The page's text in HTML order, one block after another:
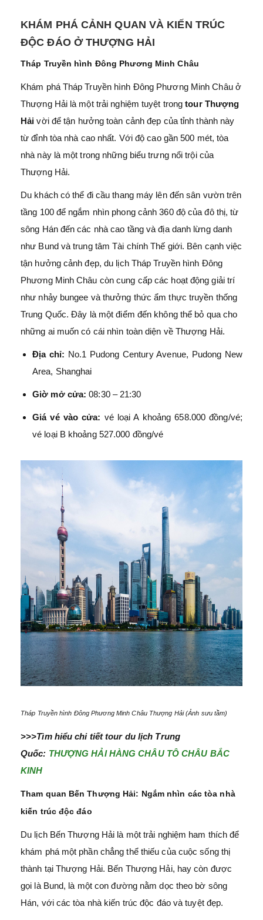
KHÁM PHÁ CẢNH QUAN VÀ KIẾN TRÚC
ĐỘC ĐÁO Ở THƯỢNG HẢI
Tháp Truyền hình Đông Phương Minh Châu
Khám phá Tháp Truyền hình Đông Phương Minh Châu ở
Thượng Hải là một trải nghiệm tuyệt trong tour Thượng
Hải vời để tận hưởng toàn cảnh đẹp của tỉnh thành này
từ đỉnh tòa nhà cao nhất. Với độ cao gần 500 mét, tòa
nhà này là một trong những biểu trưng nổi trội của
Thượng Hải.
Du khách có thể đi cầu thang máy lên đến sân vườn trên
tầng 100 để ngắm nhìn phong cảnh 360 độ của đô thị, từ
sông Hán đến các nhà cao tầng và địa danh lừng danh
như Bund và trung tâm Tài chính Thế giới. Bên cạnh việc
tận hưởng cảnh đẹp, du lịch Tháp Truyền hình Đông
Phương Minh Châu còn cung cấp các hoạt động giải trí
như nhảy bungee và thưởng thức ẩm thực truyền thống
Trung Quốc. Đây là một điểm đến không thể bỏ qua cho
những ai muốn có cái nhìn toàn diện về Thượng Hải.
Địa chỉ: No.1 Pudong Century Avenue, Pudong New
Area, Shanghai
Giờ mở cửa: 08:30 – 21:30
Giá vé vào cửa: vé loại A khoảng 658.000 đồng/vé;
vé loại B khoảng 527.000 đồng/vé
Tháp Truyền hình Đông Phương Minh Châu Thượng Hải (Ảnh sưu tầm)
>>>Tìm hiểu chi tiết tour du lịch Trung
Quốc: THƯỢNG HẢI HÀNG CHÂU TÔ CHÂU BẮC
KINH
Tham quan Bến Thượng Hải: Ngắm nhìn các tòa nhà
kiến trúc độc đáo
Du lịch Bến Thượng Hải là một trải nghiệm ham thích để
khám phá một phần chẳng thể thiếu của cuộc sống thị
thành tại Thượng Hải. Bến Thượng Hải, hay còn được
gọi là Bund, là một con đường nằm dọc theo bờ sông
Hán, với các tòa nhà kiến trúc độc đáo và tuyệt đẹp.